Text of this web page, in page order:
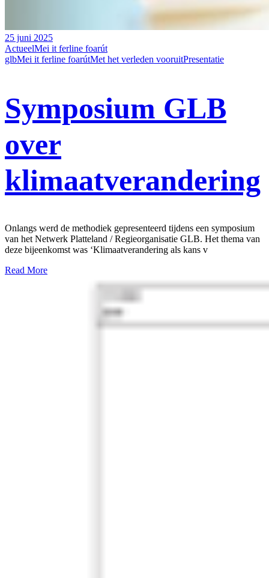
25 juni 2025
ActueelMei it ferline foarút
glbMei it ferline foarútMet het verleden vooruitPresentatie
Symposium GLB
over
klimaatverandering
Onlangs werd de methodiek gepresenteerd tijdens een symposium
van het Netwerk Platteland / Regieorganisatie GLB. Het thema van
deze bijeenkomst was ‘Klimaatverandering als kans v
Read More